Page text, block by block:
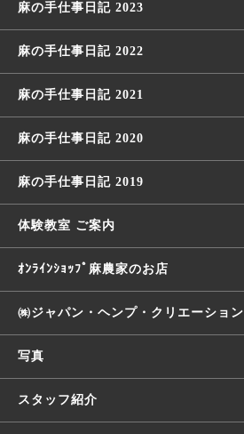
麻の手仕事日記 2023
麻の手仕事日記 2022
麻の手仕事日記 2021
麻の手仕事日記 2020
麻の手仕事日記 2019
体験教室 ご案内
ｵﾝﾗｲﾝｼｮｯﾌﾟ麻農家のお店
㈱ジャパン・ヘンプ・クリエーション
写真
スタッフ紹介